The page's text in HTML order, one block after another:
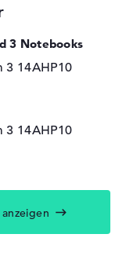
3 Notebooks
3 14AHP10
3 14AHP10